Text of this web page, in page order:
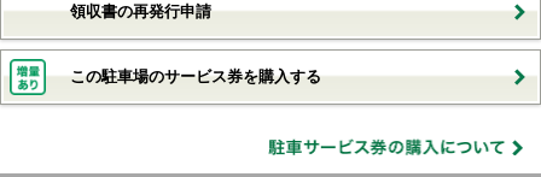
領収書の再発行申請
この駐車場のサービス券を購入する